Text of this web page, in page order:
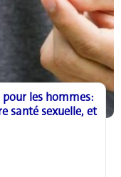
pour les hommes:
santé sexuelle, et